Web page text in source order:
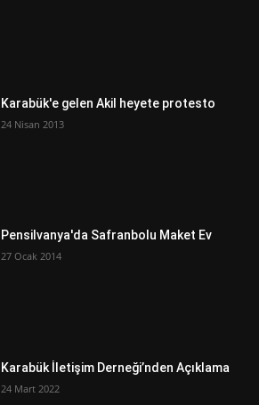
Karabük'e gelen Akil heyete protesto
24 Nisan 2013
Pensilvanya'da Safranbolu Maket Ev
27 Ocak 2014
Karabük İletişim Derneği’nden Açıklama
24 Mart 2022